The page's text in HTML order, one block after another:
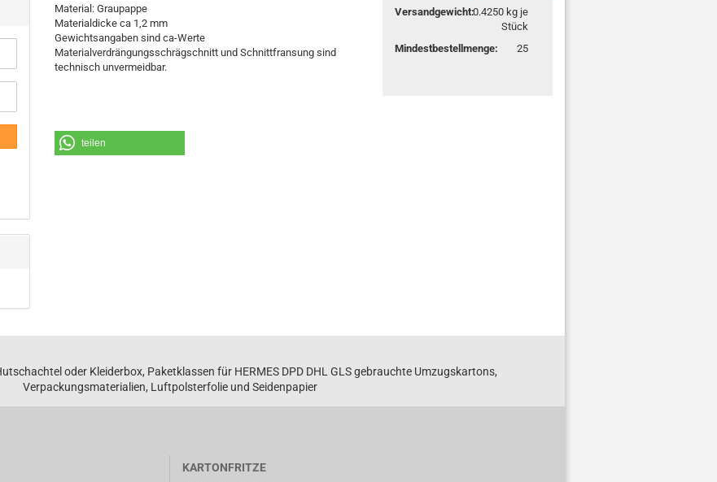
Versandgewicht:0.4250kg je
Stück
Mindestbestellmenge:
25
Material: Graupappe
Materialdicke ca 1,2 mm
Gewichtsangaben sind ca-Werte
Materialverdrängungsschrägschnitt und Schnittfransung sind
technisch unvermeidbar.
teilen
oder Kleiderbox, Paketklassen für HERMES DPD DHL GLS gebrauchte Umzugskartons,
Verpackungsmaterialien, Luftpolsterfolie und Seidenpapier
KARTONFRITZE